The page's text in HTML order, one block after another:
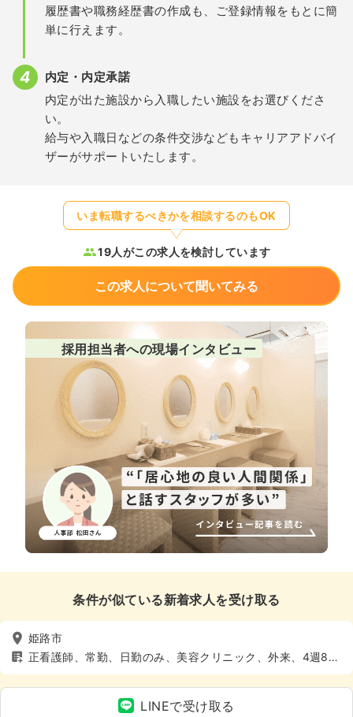
履歴書や職務経歴書の作成も、ご登録情報をもとに簡
単に行えます。
内定・内定承諾
内定が出た施設から入職したい施設をお選びくださ
い。
給与や入職日などの条件交渉などもキャリアアドバイ
ザーがサポートいたします。
いま転職するべきかを相談するのもOK
19人がこの求人を検討しています
この求人について聞いてみる
採用担当者への現場インタビュー
条件が似ている新着求人を受け取る
姫路市
正看護師、常勤、日勤のみ、美容クリニック、外来、4週8休
以上
LINEで受け取る